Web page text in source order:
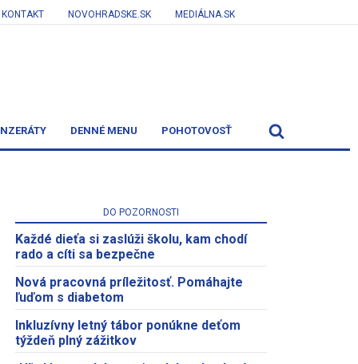
KONTAKT NOVOHRADSKE.SK MEDIÁLNA.SK
DENNÉ MENU POHOTOVOSŤ
DO POZORNOSTI
Každé dieťa si zaslúži školu, kam chodí
rado a cíti sa bezpečne
Nová pracovná príležitosť. Pomáhajte
ľuďom s diabetom
Inkluzívny letný tábor ponúkne deťom
týždeň plný zážitkov